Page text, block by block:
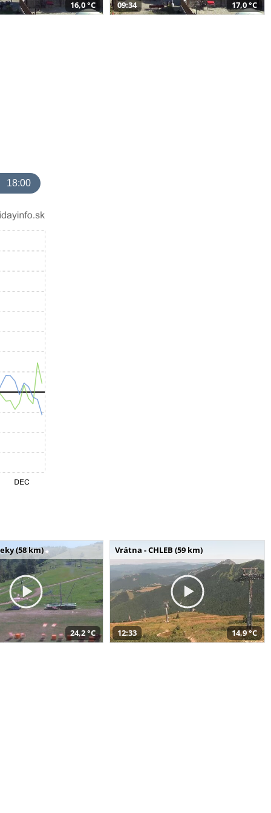
16,0 °C 09:34 17,0 °C
18:00
(58 km)
24,2 °C
Vrátna - CHLEB (59 km)
12:33 14,9 °C